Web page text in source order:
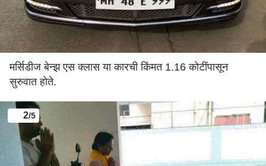
मर्सिडीज बेन्झ एस क्लास या कारची किंमत 1.16 कोटींपासून
सुरुवात होते.
2/5